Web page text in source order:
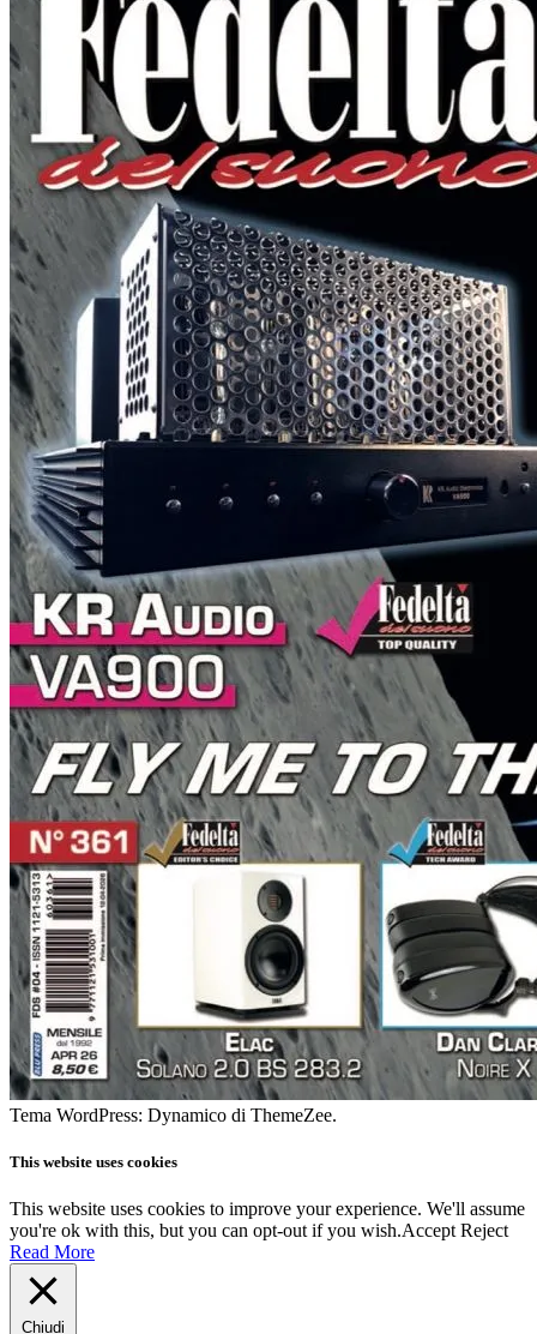
Tema WordPress: Dynamico di ThemeZee.
This website uses cookies
This website uses cookies to improve your experience. We'll assume
you're ok with this, but you can opt-out if you wish.Accept Reject
Read More
Chiudi